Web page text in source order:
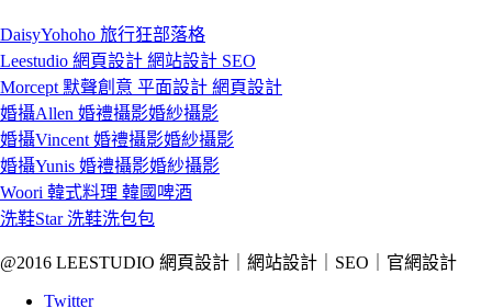
DaisyYohoho 旅行狂部落格
Leestudio 網頁設計 網站設計 SEO
Morcept 默聲創意 平面設計 網頁設計
婚攝Allen 婚禮攝影婚紗攝影
婚攝Vincent 婚禮攝影婚紗攝影
婚攝Yunis 婚禮攝影婚紗攝影
Woori 韓式料理 韓國啤酒
洗鞋Star 洗鞋洗包包
@2016 LEESTUDIO 網頁設計｜網站設計｜SEO｜官網設計
Twitter